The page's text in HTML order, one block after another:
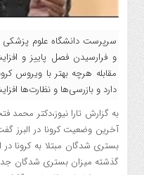
سرپرست دانشگاه علوم پزشکی
و فرارسیدن فصل پاییز و
مقابله هرچه بهتر با ویروس
دارد و بازرسی‌ها و نظارت‌ها
آخرین وضعیت کرونا در البرز
بستری شدگان مبتلا به کرونا